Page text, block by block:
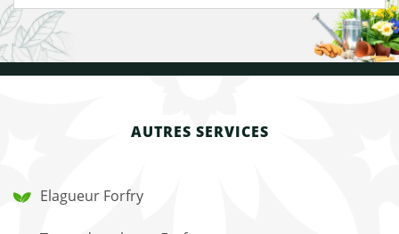
AUTRES SERVICES
Elagueur Forfry